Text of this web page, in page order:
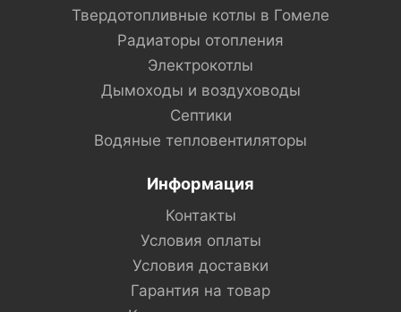
Твердотопливные котлы в Гомеле
Радиаторы отопления
Электрокотлы
Дымоходы и воздуховоды
Септики
Водяные тепловентиляторы
Информация
Контакты
Условия оплаты
Условия доставки
Гарантия на товар